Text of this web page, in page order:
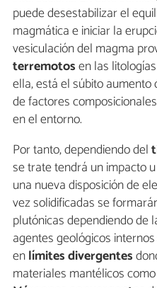
puede desestabilizar el
magmática e iniciar la
vesiculación del magma
terremotosen las
ella, está el súbito
de factores
en el entorno.
Por tanto, dependiendo del
se trate tendrá un impacto
una nueva disposición de
vez solidificadas se
plutónicas dependiendo de
agentes geológicos
enlímites divergentes
materiales mantélicos